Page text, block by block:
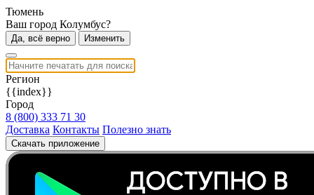
Тюмень
Ваш город Колумбус?
Да, всё верно Изменить
Регион
{{index}}
Город
8 (800) 333 71 30
Доставка Контакты Полезно знать
Скачать приложение